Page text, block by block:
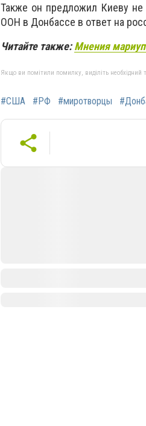
Также он предложил Киеву
ООН в Донбассе в ответ на
Читайте также:Мнения
Якщо ви помітили помилку, виділіть необхідний
#США #РФ #миротворцы